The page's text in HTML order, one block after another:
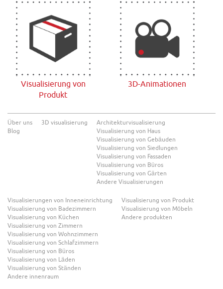
Visualisierung von
Produkt
3D-Animationen
Über uns
Blog
3D visualisierung
Architekturvisualisierung
Visualisierung von Haus
Visualisierung von Gebäuden
Visualisierung von Siedlungen
Visualisierung von Fassaden
Visualisierung von Büros
Visualisierung von Gärten
Andere Visualisierungen
Visualisierungen von Inneneinrichtung
Visualisierung von Badezimmern
Visualisierung von Küchen
Visualisierung von Zimmern
Visualisierung von Wohnzimmern
Visualisierung von Schlafzimmern
Visualisierung von Büros
Visualisierung von Läden
Visualisierung von Ständen
Andere innenraum
Visualisierung von Produkt
Visualisierung von Möbeln
Andere produkten